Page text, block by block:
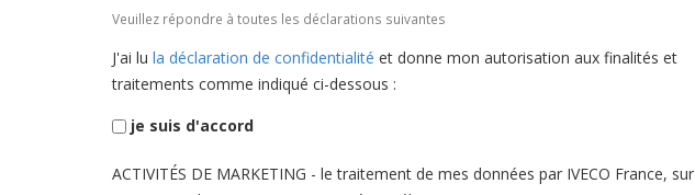
Veuillez répondre à toutes les déclarations suivantes
J'ai lu la déclaration de confidentialité et donne mon autorisation aux finalités et
traitements comme indiqué ci-dessous :
je suis d'accord
ACTIVITÉS DE MARKETING - le traitement de mes données par IVECO France, sur